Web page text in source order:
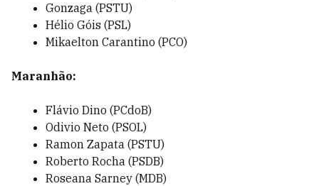
Gonzaga (PSTU)
Hélio Góis (PSL)
Mikaelton Carantino (PCO)
Maranhão:
Flávio Dino (PCdoB)
Odivio Neto (PSOL)
Ramon Zapata (PSTU)
Roberto Rocha (PSDB)
Roseana Sarney (MDB)